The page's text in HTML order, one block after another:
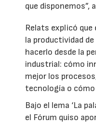
que disponemos”,
Relats explicó
la productividad
hacerlo desde la
industrial: cómo
mejor los
tecnología o
Bajo el lema ‘La
el Fórum quiso